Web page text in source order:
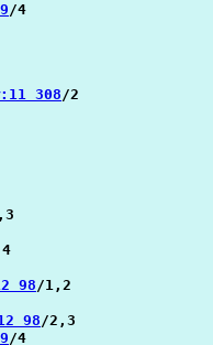
/4
308/2
98/1,2
98/2,3
/4